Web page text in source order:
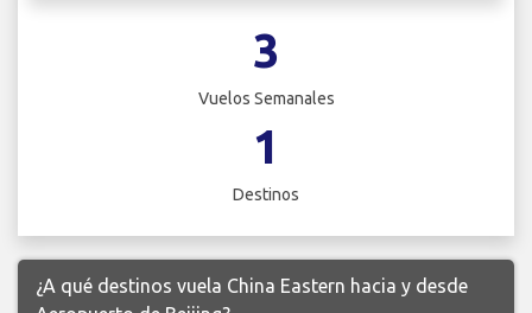
3
Vuelos Semanales
1
Destinos
¿A qué destinos vuela China Eastern hacia y desde